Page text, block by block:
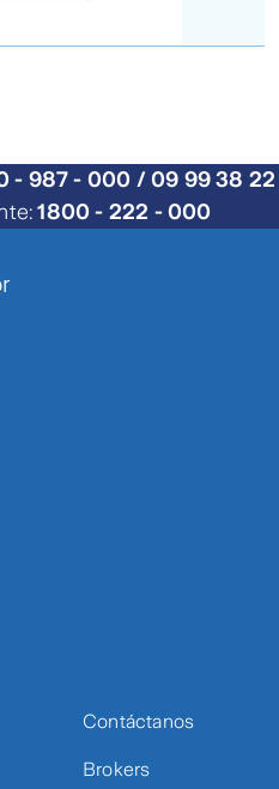
- 987 - 000 / 09 99 38 22
1800 - 222 - 000
Contáctanos
Brokers